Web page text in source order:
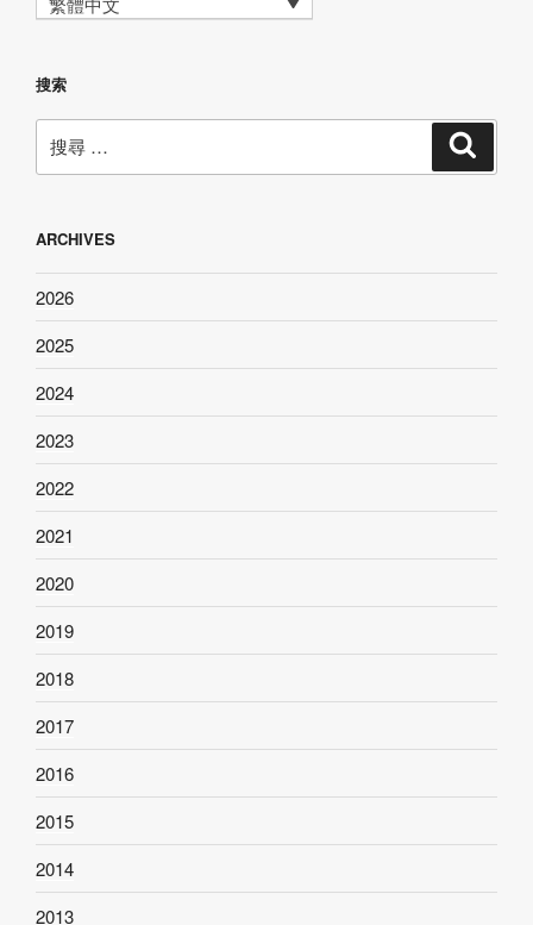
搜索
尋：
ARCHIVES
2026
2025
2024
2023
2022
2021
2020
2019
2018
2017
2016
2015
2014
2013